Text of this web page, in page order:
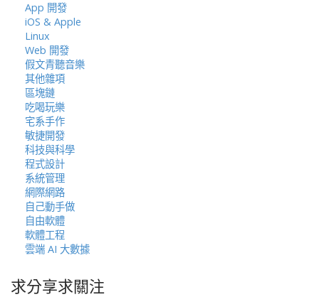
App 開發
iOS & Apple
Linux
Web 開發
假文青聽音樂
其他雜項
區塊鏈
吃喝玩樂
宅系手作
敏捷開發
科技與科學
程式設計
系統管理
網際網路
自己動手做
自由軟體
軟體工程
雲端 AI 大數據
求分享求關注